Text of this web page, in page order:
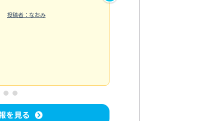
投稿者：なおみ
を見る